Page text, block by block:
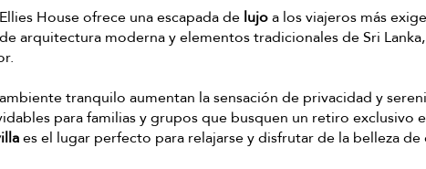
House ofrece una escapada de lujoa los viajeros más
arquitectura moderna y elementos tradicionales de Sri Lanka,
tranquilo aumentan la sensación de privacidad y
para familias y grupos que busquen un retiro exclusivo
es el lugar perfecto para relajarse y disfrutar de la belleza de